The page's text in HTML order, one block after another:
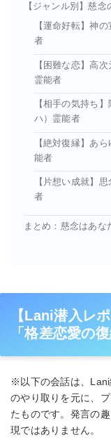
【ジャンル別】慈
【運命好転】神
者
【困難な恋】高
霊能者
【相手の気持ち
ハ）霊能者
【絶対復縁】あ
能者
【片想い成就】
者
まとめ：慈念はあな
【Lani潜入レ
「格差恋愛の
※以下の会話は、Lani
のやり取りを元に、
たものです。発言の
現ではありません。